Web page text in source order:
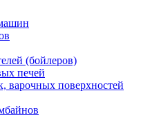
(бойлеров)
печей
варочных поверхностей